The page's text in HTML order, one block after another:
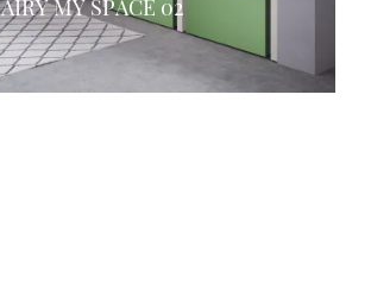
AIRY MY SPACE 02